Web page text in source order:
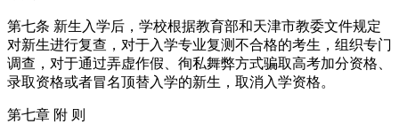
第七条 新生入学后，学校根据教育部和天津市教委文件规定
对新生进行复查，对于入学专业复测不合格的考生，组织专门
调查，对于通过弄虚作假、徇私舞弊方式骗取高考加分资格、
录取资格或者冒名顶替入学的新生，取消入学资格。
第七章 附 则